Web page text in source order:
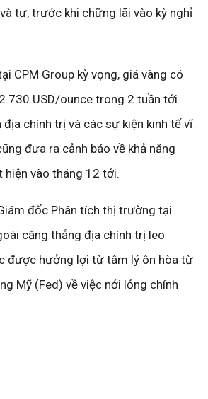
tư, trước khi chững lãi vào kỳ nghỉ
CPM Group kỳ vọng, giá vàng có
USD/ounce trong 2 tuần tới
địa chính trị và các sự kiện kinh tế vĩ
đưa ra cảnh báo về khả năng
hiện vào tháng 12 tới.
đốc Phân tích thị trường tại
căng thẳng địa chính trị leo
được hưởng lợi từ tâm lý ôn hòa từ
Mỹ (Fed) về việc nới lỏng chính